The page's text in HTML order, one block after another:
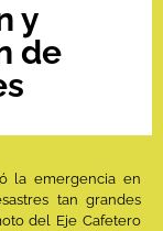
y
de
la emergencia en
tan grandes
del Eje Cafetero